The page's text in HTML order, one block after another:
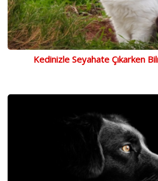
Kedinizle Seyahate Çıkarken